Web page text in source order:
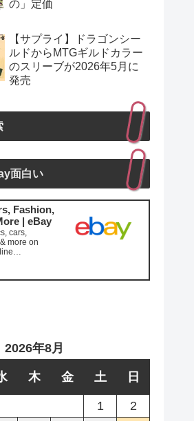
の」定価
【サプライ】ドラゴンシー
ルドからMTGギルドカラー
のスリーブが2026年5月に
発売
面白い
Fashion,
| eBay
cars,
more on
low pric...
2026年8月
木 金 土 日
1
2